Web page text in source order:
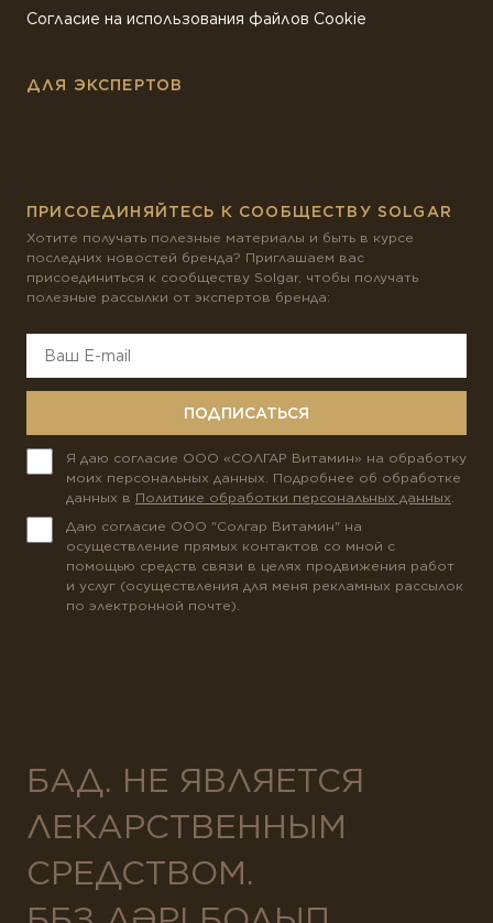
Согласие на использования файлов Cookie
ДЛЯ ЭКСПЕРТОВ
ПРИСОЕДИНЯЙТЕСЬ К СООБЩЕСТВУ SOLGAR
Хотите получать полезные материалы и быть в курсе
последних новостей бренда? Приглашаем вас
присоединиться к сообществу Solgar, чтобы получать
полезные рассылки от экспертов бренда:
ПОДПИСАТЬСЯ
Я даю согласие ООО «СОЛГАР Витамин» на обработку
моих персональных данных. Подробнее об обработке
данных в Политике обработки персональных данных.
Даю согласие ООО "Солгар Витамин" на
осуществление прямых контактов со мной с
помощью средств связи в целях продвижения работ
и услуг (осуществления для меня рекламных рассылок
по электронной почте).
БАД. НЕ ЯВЛЯЕТСЯ
ЛЕКАРСТВЕННЫМ
СРЕДСТВОМ.